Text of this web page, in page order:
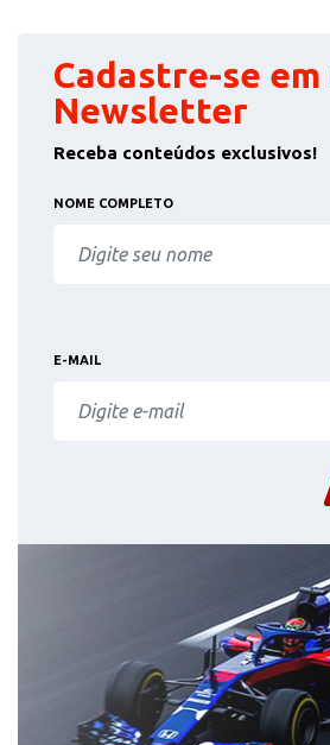
Cadastre-se em
Newsletter
Receba conteúdos exclusivos!
NOME COMPLETO
E-MAIL